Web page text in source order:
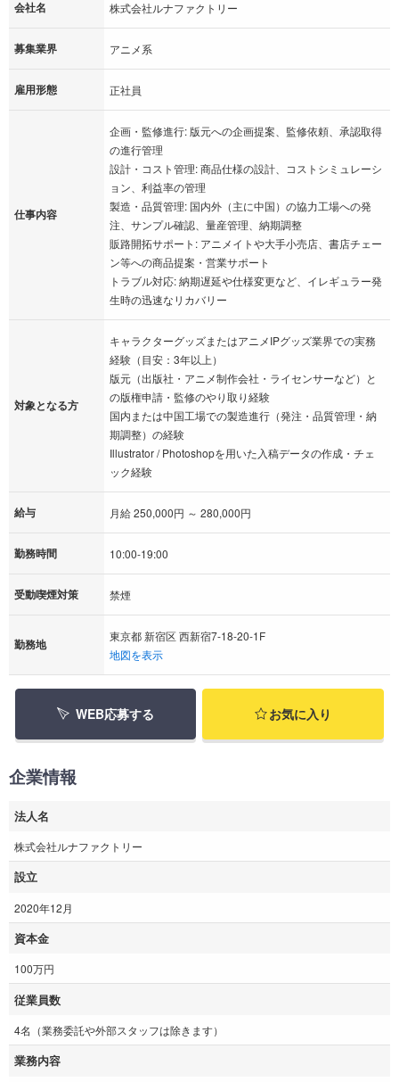
会社名 株式会社ルナファクトリー
募集業界 アニメ系
雇用形態 正社員
仕事内容
企画・監修進行: 版元への企画提案、監修依頼、承認取得
の進行管理
設計・コスト管理: 商品仕様の設計、コストシミュレーシ
ョン、利益率の管理
製造・品質管理: 国内外（主に中国）の協力工場への発
注、サンプル確認、量産管理、納期調整
販路開拓サポート: アニメイトや大手小売店、書店チェー
ン等への商品提案・営業サポート
トラブル対応: 納期遅延や仕様変更など、イレギュラー発
生時の迅速なリカバリー
対象となる方
キャラクターグッズまたはアニメIPグッズ業界での実務
経験（目安：3年以上）
版元（出版社・アニメ制作会社・ライセンサーなど）と
の版権申請・監修のやり取り経験
国内または中国工場での製造進行（発注・品質管理・納
期調整）の経験
Illustrator / Photoshopを用いた入稿データの作成・チェ
ック経験
給与 月給 250,000円 ～ 280,000円
勤務時間 10:00-19:00
受動喫煙対策 禁煙
勤務地
東京都 新宿区 西新宿7-18-20-1F
地図を表示
WEB応募する お気に入り
企業情報
法人名
株式会社ルナファクトリー
設立
2020年12月
資本金
100万円
従業員数
4名（業務委託や外部スタッフは除きます）
業務内容